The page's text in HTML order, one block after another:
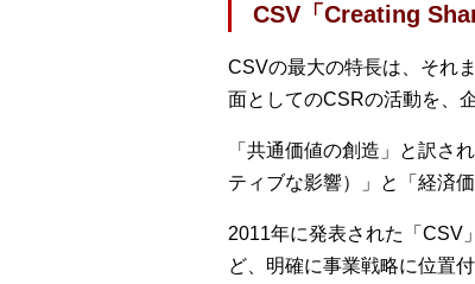
CSV「Creating
CSVの最大の特長は、それ
面としてのCSRの活動を、
「共通価値の創造」と訳さ
ティブな影響）」と「経済
2011年に発表された「CSV
ど、明確に事業戦略に位置